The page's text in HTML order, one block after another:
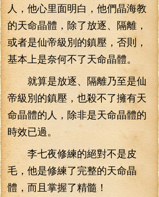
人，他心里面明白，他們晶海教
的天命晶體，除了放逐、隔離，
或者是仙帝級別的鎮壓，否則，
基本上是奈何不了天命晶體。
就算是放逐、隔離乃至是仙
帝級別的鎮壓，也殺不了擁有天
命晶體的人，除非是天命晶體的
時效已過。
李七夜修練的絕對不是皮
毛，他是修練了完整的天命晶
體，而且掌握了精髓！